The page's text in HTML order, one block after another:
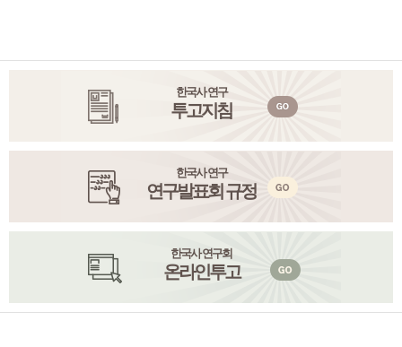
한국사 연구
투고지침
한국사 연구
연구발표회 규정
한국사 연구회
온라인투고